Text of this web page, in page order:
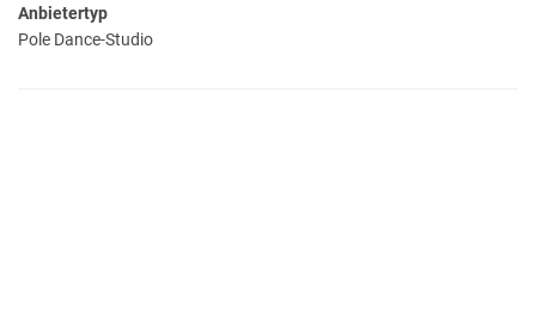
Anbietertyp
Pole Dance-Studio